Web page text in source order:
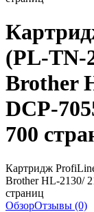
(PL-TN-
Brother
DCP-
700
Картридж
Brother HL-2130/
страниц
ОбзорОтзывы (0)